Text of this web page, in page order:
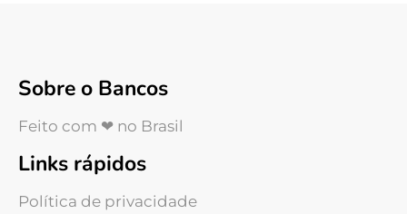
Sobre o Bancos
Feito com ❤ no Brasil
Links rápidos
Política de privacidade